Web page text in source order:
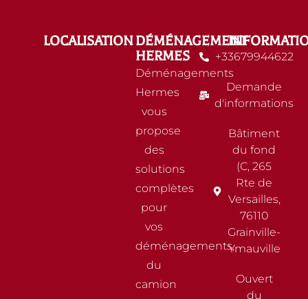
LOCALISATIONDÉMÉNAGEMENT
HERMES
Déménagements
Hermes
vous
propose
des
solutions
complètes
pour
vos
déménagements,
du
camion
+33679944622
Demande
d'informations
Bâtiment
du fond
(C, 265
Rte de
Versailles,
76110
Grainville-
Ymauville
Ouvert
du